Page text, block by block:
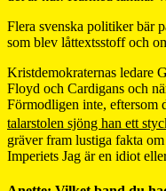
Flera svenska politiker bär
som blev låttextsstoff och
Kristdemokraternas ledare
Floyd och Cardigans och
Förmodligen inte, eftersom
talarstolen sjöng han ett
gräver fram lustiga fakta
Imperiets Jag är en idiot